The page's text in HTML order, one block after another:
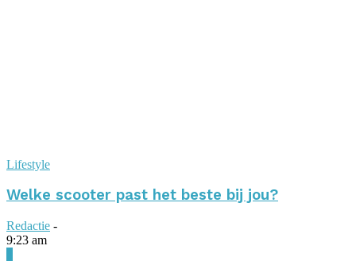
Lifestyle
Welke scooter past het beste bij jou?
Redactie -
9:23 am